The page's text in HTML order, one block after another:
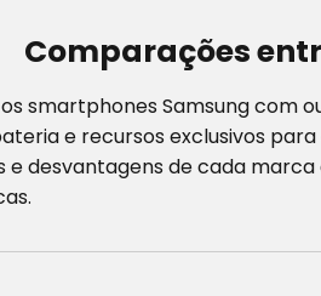
Comparações
smartphones Samsung com
e recursos exclusivos
e desvantagens de cada